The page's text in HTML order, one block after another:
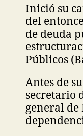
Inició su
del
de deuda
Públicos
Antes de
secretario
general de